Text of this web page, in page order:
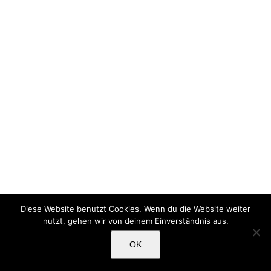
Diese Website benutzt Cookies. Wenn du die Website weiter
nutzt, gehen wir von deinem Einverständnis aus.
OK